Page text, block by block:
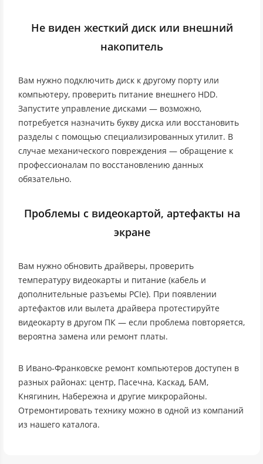
Не виден жесткий диск или внешний
накопитель
Вам нужно подключить диск к другому порту или
компьютеру, проверить питание внешнего HDD.
Запустите управление дисками — возможно,
потребуется назначить букву диска или восстановить
разделы с помощью специализированных утилит. В
случае механического повреждения — обращение к
профессионалам по восстановлению данных
обязательно.
Проблемы с видеокартой, артефакты на
экране
Вам нужно обновить драйверы, проверить
температуру видеокарты и питание (кабель и
дополнительные разъемы PCIe). При появлении
артефактов или вылета драйвера протестируйте
видеокарту в другом ПК — если проблема повторяется,
вероятна замена или ремонт платы.
В Ивано‑Франковске ремонт компьютеров доступен в
разных районах: центр, Пасечна, Каскад, БАМ,
Княгинин, Набережна и другие микрорайоны.
Отремонтировать технику можно в одной из компаний
из нашего каталога.